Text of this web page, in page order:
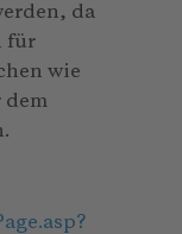
da
für
wie
dem